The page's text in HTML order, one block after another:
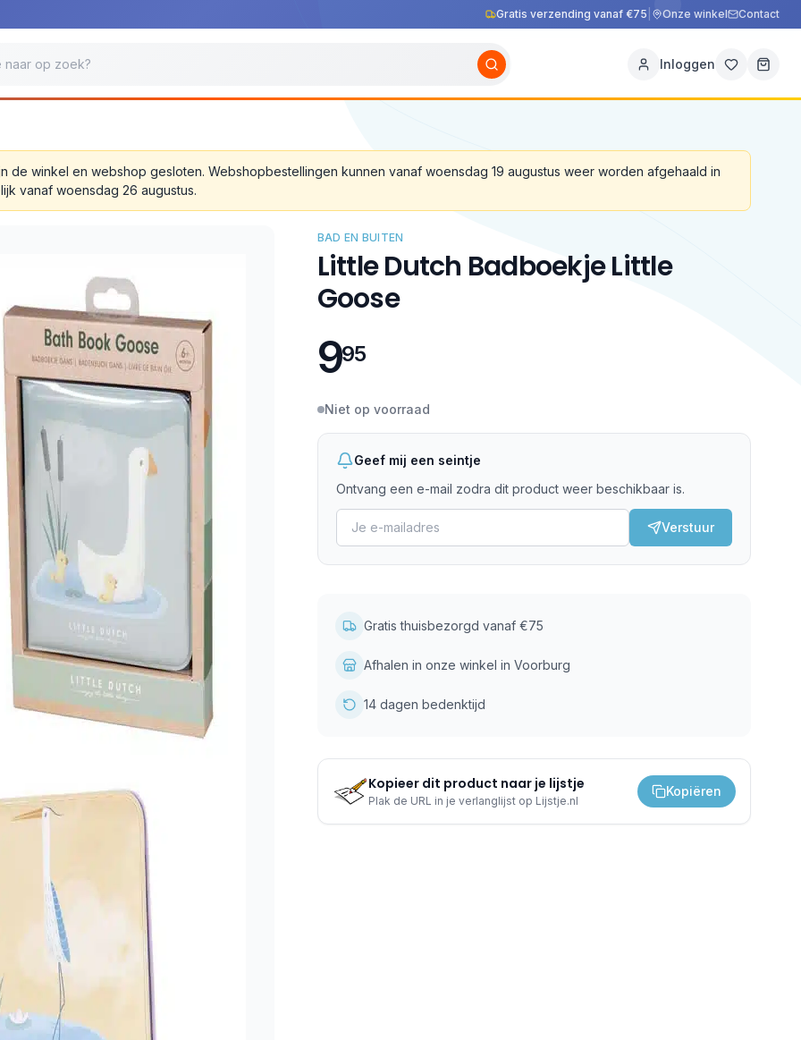
Gratis verzending vanaf €75 Onze winkel Contact
Inloggen
de winkel en webshop gesloten. Webshopbestellingen kunnen vanaf woensdag 19 augustus weer worden afgehaald in
vanaf woensdag 26 augustus.
BAD EN BUITEN
Little Dutch Badboekje Little
Goose
995
Niet op voorraad
Geef mij een seintje
Ontvang een e-mail zodra dit product weer beschikbaar is.
Verstuur
Gratis thuisbezorgd vanaf €75
Afhalen in onze winkel in Voorburg
14 dagen bedenktijd
Kopieer dit product naar je lijstje
Plak de URL in je verlanglijst op Lijstje.nl
Kopiëren